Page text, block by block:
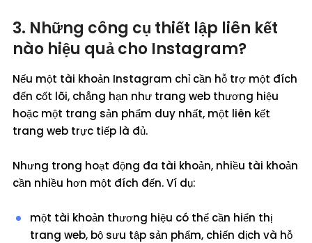
3. Những công cụ thiết lập liên kết
nào hiệu quả cho Instagram?
Nếu một tài khoản Instagram chỉ cần hỗ trợ một đích
đến cốt lõi, chẳng hạn như trang web thương hiệu
hoặc một trang sản phẩm duy nhất, một liên kết
trang web trực tiếp là đủ.
Nhưng trong hoạt động đa tài khoản, nhiều tài khoản
cần nhiều hơn một đích đến. Ví dụ:
một tài khoản thương hiệu có thể cần hiển thị
trang web, bộ sưu tập sản phẩm, chiến dịch và hỗ